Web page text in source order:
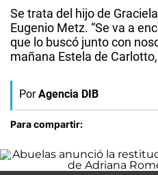
Se trata del hijo de
Eugenio Metz. “Se va a
que lo buscó junto con
mañana Estela de
Por Agencia DIB
Para compartir: